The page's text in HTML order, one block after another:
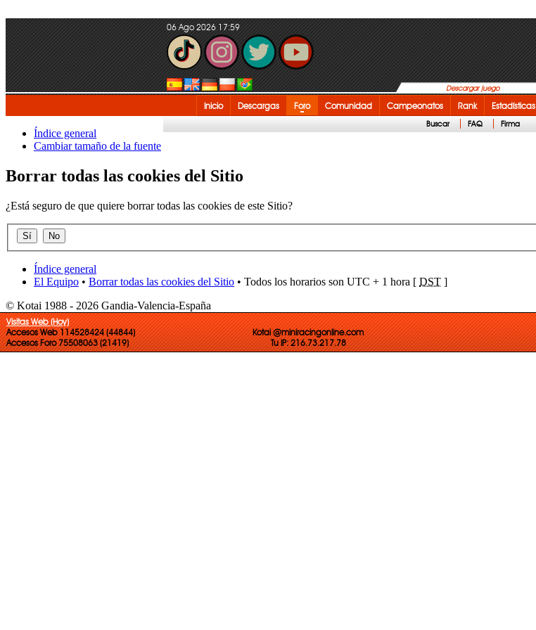
06 Ago 2026 17:59
Descargar juego
Inicio Descargas Foro Comunidad Campeonatos Rank Estadísticas
Buscar FAQ Firma
Índice general
Cambiar tamaño de la fuente
Borrar todas las cookies del Sitio
¿Está seguro de que quiere borrar todas las cookies de este Sitio?
Índice general
El Equipo • Borrar todas las cookies del Sitio • Todos los horarios son UTC + 1 hora [ DST ]
© Kotai 1988 - 2026 Gandia-Valencia-España
Visitas Web (Hoy)
Accesos Web 114528424 (44844)
Accesos Foro 75508063 (21419)
Kotai @miniracingonline.com
Tu IP: 216.73.217.78